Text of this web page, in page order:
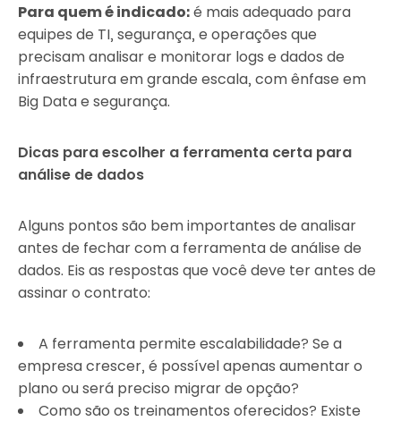
Para quem é indicado:é mais adequado para
equipes de TI, segurança, e operações que
precisam analisar e monitorar logs e dados de
infraestrutura em grande escala, com ênfase em
Big Data e segurança.
Dicas para escolher a ferramenta certa para
análise de dados
Alguns pontos são bem importantes de analisar
antes de fechar com a ferramenta de análise de
dados. Eis as respostas que você deve ter antes de
assinar o contrato:
A ferramenta permite escalabilidade? Se a
empresa crescer, é possível apenas aumentar o
plano ou será preciso migrar de opção?
Como são os treinamentos oferecidos? Existe